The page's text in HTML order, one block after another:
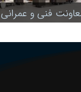
فنی و عمرانی